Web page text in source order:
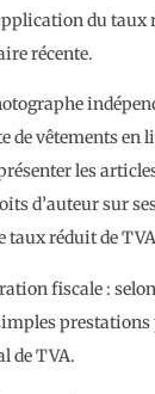
du taux
récente.
de vêtements en
les
d’auteur sur
taux réduit de
fiscale :
de TVA.